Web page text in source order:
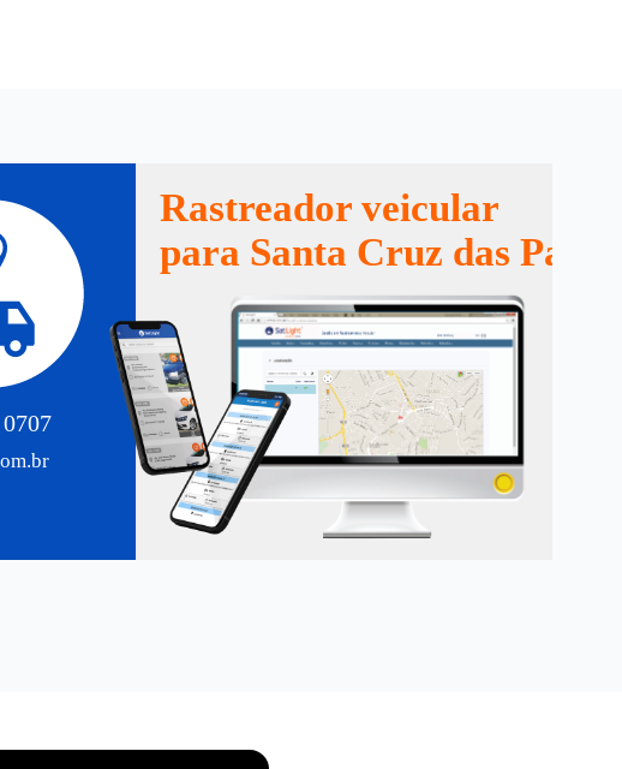
Rastreador veicular
para Santa Cruz das